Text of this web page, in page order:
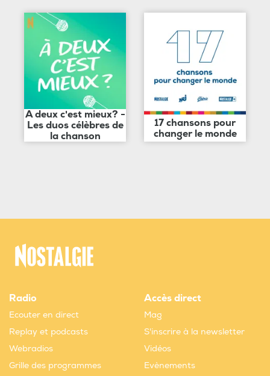
A deux c'est mieux? -
Les duos célèbres de
la chanson
17 chansons pour
changer le monde
Radio
Ecouter en direct
Replay et podcasts
Webradios
Grille des programmes
Accès direct
Mag
S'inscrire à la newsletter
Vidéos
Evènements